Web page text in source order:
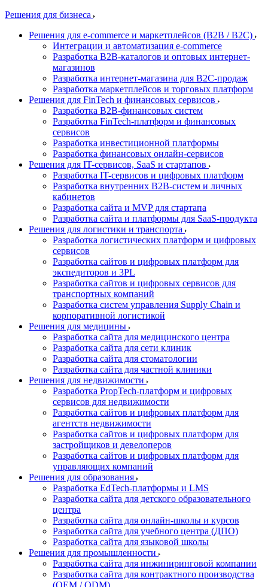
Решения для бизнеса
Решения для e-commerce и маркетплейсов (B2B / B2C)
Интеграции и автоматизация e-commerce
Разработка B2B-каталогов и оптовых интернет-
магазинов
Разработка интернет-магазина для B2C-продаж
Разработка маркетплейсов и торговых платформ
Решения для FinTech и финансовых сервисов
Разработка B2B-финансовых систем
Разработка FinTech-платформ и финансовых
сервисов
Разработка инвестиционной платформы
Разработка финансовых онлайн-сервисов
Решения для IT-сервисов, SaaS и стартапов
Разработка IT-сервисов и цифровых платформ
Разработка внутренних B2B-систем и личных
кабинетов
Разработка сайта и MVP для стартапа
Разработка сайта и платформы для SaaS-продукта
Решения для логистики и транспорта
Разработка логистических платформ и цифровых
сервисов
Разработка сайтов и цифровых платформ для
экспедиторов и 3PL
Разработка сайтов и цифровых сервисов для
транспортных компаний
Разработка систем управления Supply Chain и
корпоративной логистикой
Решения для медицины
Разработка сайта для медицинского центра
Разработка сайта для сети клиник
Разработка сайта для стоматологии
Разработка сайта для частной клиники
Решения для недвижимости
Разработка PropTech-платформ и цифровых
сервисов для недвижимости
Разработка сайтов и цифровых платформ для
агентств недвижимости
Разработка сайтов и цифровых платформ для
застройщиков и девелоперов
Разработка сайтов и цифровых платформ для
управляющих компаний
Решения для образования
Разработка EdTech-платформы и LMS
Разработка сайта для детского образовательного
центра
Разработка сайта для онлайн-школы и курсов
Разработка сайта для учебного центра (ДПО)
Разработка сайта для языковой школы
Решения для промышленности
Разработка сайта для инжиниринговой компании
Разработка сайта для контрактного производства
(OEM / ODM)